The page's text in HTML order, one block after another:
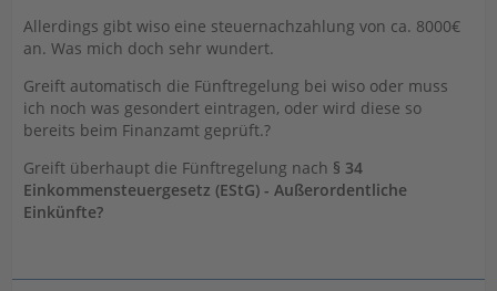
Allerdings gibt wiso eine steuernachzahlung von ca. 8000€
an. Was mich doch sehr wundert.
Greift automatisch die Fünftregelung bei wiso oder muss
ich noch was gesondert eintragen, oder wird diese so
bereits beim Finanzamt geprüft.?
Greift überhaupt die Fünftregelung nach § 34
Einkommensteuergesetz (EStG) - Außerordentliche
Einkünfte?